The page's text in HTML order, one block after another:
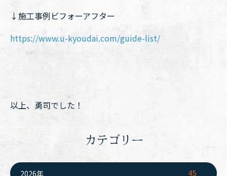
↓施工事例ビフォーアフター
https://www.u-kyoudai.com/guide-list/
以上、勇司でした！
カテゴリー
2026年 45